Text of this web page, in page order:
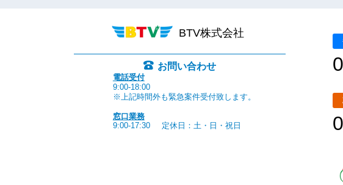
BTV株式会社
お問い合わせ
電話受付
9:00-18:00
※上記時間外も緊急案件受付致します。
窓口業務
9:00-17:30
定休日：土・日・祝日